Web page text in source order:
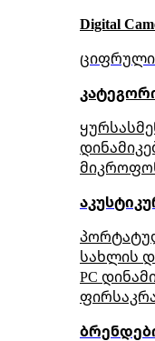
Digital
ციფრული
სახლის
PC